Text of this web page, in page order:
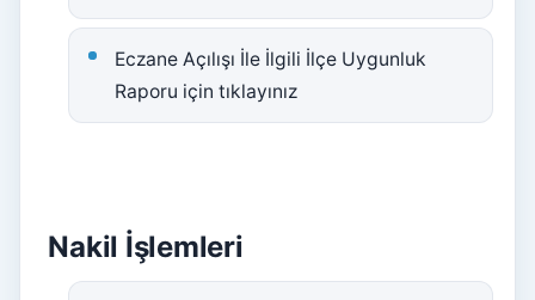
Eczane Açılışı İle İlgili İlçe Uygunluk
Raporu için tıklayınız
Nakil İşlemleri